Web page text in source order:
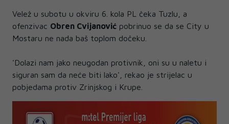
Velež u subotu u okviru 6. kola PL čeka Tuzlu, a
ofenzivac Obren Cvijanović pobrinuo se da se City u
Mostaru ne nada baš toplom dočeku.
'Dolazi nam jako neugodan protivnik, oni su u naletu i
siguran sam da neće biti lako', rekao je strijelac u
pobjedama protiv Zrinjskog i Krupe.